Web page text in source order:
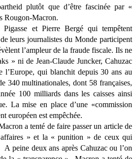
plutôt que d’être fascinée par «
Rougon-Macron.
Pigasse et Pierre Bergé qui tempêtent
leurs journalistes du Monde participent
l’ampleur de la fraude fiscale. Ils ne
» ni de Jean-Claude Juncker, Cahuzac
l’Europe, qui blanchit depuis 30 ans au
340 multinationales, dont 58 françaises,
100 milliards dans les caisses ainsi
La mise en place d’une «commission
européen est empêchée.
a tenté de faire passer un article de
» et la « punition » de ceux qui
peine deux ans après Cahuzac ou l’on